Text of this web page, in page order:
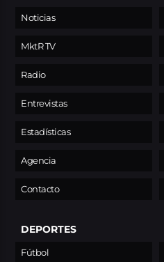
Noticias
MktR TV
Radio
Entrevistas
Estadísticas
Agencia
Contacto
DEPORTES
Fútbol